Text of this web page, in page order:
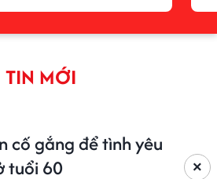
TIN MỚI
cố gắng để tình yêu
tuổi 60
×